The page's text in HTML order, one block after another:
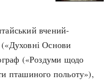
вчений-
Основи
(«Роздуми щодо
пташиного польоту»),